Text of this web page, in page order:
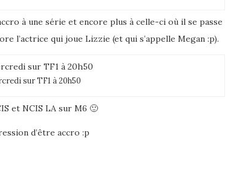
à une série et encore plus à celle-ci où il se passe
l’actrice qui joue Lizzie (et qui s’appelle Megan :p).
sur TF1 à 20h50
et NCIS LA sur M6 🙂
d’être accro :p